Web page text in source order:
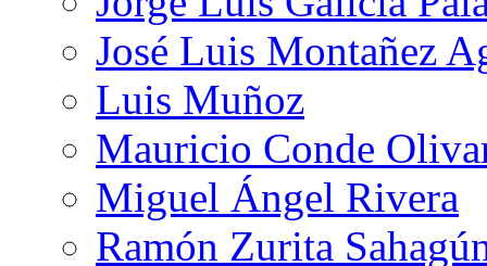
José Luis Montañez
Luis Muñoz
Mauricio Conde
Miguel Ángel Rivera
Ramón Zurita